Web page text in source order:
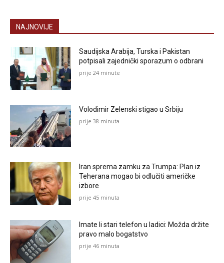
NAJNOVIJE
Saudijska Arabija, Turska i Pakistan
potpisali zajednički sporazum o odbrani
prije 24 minute
Volodimir Zelenski stigao u Srbiju
prije 38 minuta
Iran sprema zamku za Trumpa: Plan iz
Teherana mogao bi odlučiti američke
izbore
prije 45 minuta
Imate li stari telefon u ladici: Možda držite
pravo malo bogatstvo
prije 46 minuta